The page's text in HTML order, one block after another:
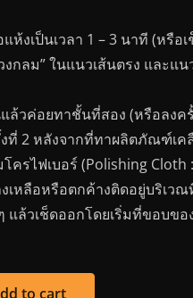
งเป็นเวลา 1 – 3 นาที (หรื
งกลม” ในแนวเส้นตรง และ
วค่อยทาชั้นที่สอง (หรือลงค
ที่ 2 หลังจากที่ทาผลิตภัณฑ์เค
ครไฟเบอร์ (Polishing Cloth
ลือหรือตกค้างติดอยู่บริเวณ
แล้วเช็ดออกโดยเริ่มที่ขอบ
to cart